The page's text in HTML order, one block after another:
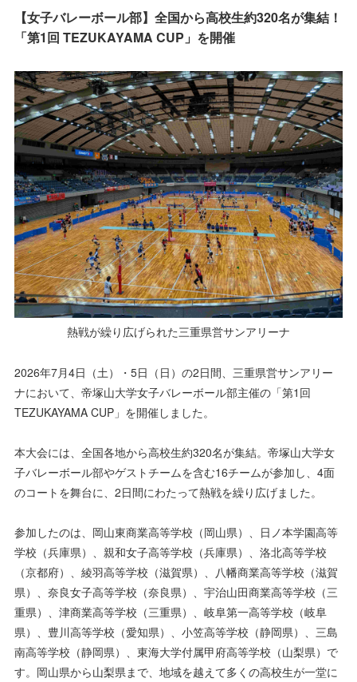
保護者の方へ 卒業生の方へ
English 資料請求 お問い合わせ
【女子バレーボール部】全国から高校生約320名が集結！
「第1回 TEZUKAYAMA CUP」を開催
熱戦が繰り広げられた三重県営サンアリーナ
2026年7月4日（土）・5日（日）の2日間、三重県営サンアリー
ナにおいて、帝塚山大学女子バレーボール部主催の「第1回
TEZUKAYAMA CUP」を開催しました。
本大会には、全国各地から高校生約320名が集結。帝塚山大学女
子バレーボール部やゲストチームを含む16チームが参加し、4面
のコートを舞台に、2日間にわたって熱戦を繰り広げました。
参加したのは、岡山東商業高等学校（岡山県）、日ノ本学園高等
学校（兵庫県）、親和女子高等学校（兵庫県）、洛北高等学校
（京都府）、綾羽高等学校（滋賀県）、八幡商業高等学校（滋賀
県）、奈良女子高等学校（奈良県）、宇治山田商業高等学校（三
重県）、津商業高等学校（三重県）、岐阜第一高等学校（岐阜
県）、豊川高等学校（愛知県）、小笠高等学校（静岡県）、三島
南高等学校（静岡県）、東海大学付属甲府高等学校（山梨県）で
す。岡山県から山梨県まで、地域を越えて多くの高校生が一堂に